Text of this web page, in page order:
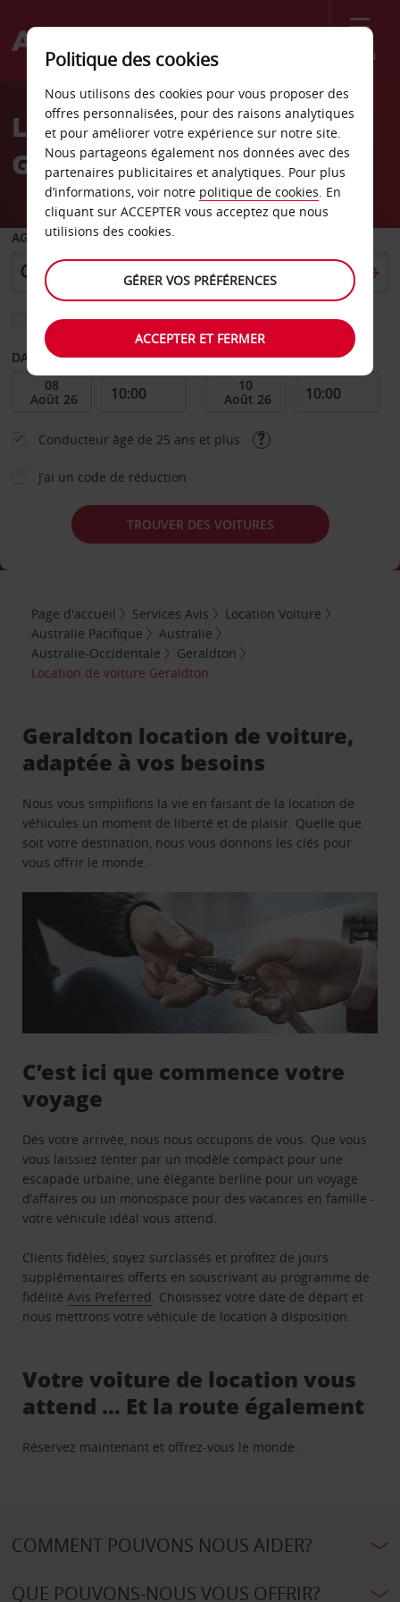
Menu
Welcome
AvisLocation de voiture
Geraldton
AGENCE DE DÉPART
Sélectionnez une autre agence de retour
DATE DE DÉBUT DATE DE FIN
Conducteur âgé de 25 ans et plus
J’ai un code de réduction
TROUVER DES VOITURES
Page d'accueil Services Avis
Location Voiture
Australie Pacifique
Australie
Australie-Occidentale
Geraldton
Location de voiture Geraldton
Geraldton location de voiture,
adaptée à vos besoins
Nous vous simplifions la vie en faisant de la location de
véhicules un moment de liberté et de plaisir. Quelle que
soit votre destination, nous vous donnons les clés pour
vous offrir le monde.
C’est ici que commence votre
voyage
Dès votre arrivée, nous nous occupons de vous. Que vous
vous laissiez tenter par un modèle compact pour une
escapade urbaine, une élégante berline pour un voyage
d’affaires ou un monospace pour des vacances en famille -
votre véhicule idéal vous attend.
Clients fidèles, soyez surclassés et profitez de jours
supplémentaires offerts en souscrivant au programme de
fidélitéAvis Preferred. Choisissez votre date de départ et
nous mettrons votre véhicule de location à disposition.
Votre voiture de location vous
attend … Et la route également
Réservez maintenant et offrez-vous le monde.
COMMENT POUVONS NOUS AIDER?
QUE POUVONS-NOUS VOUS OFFRIR?
Politique des cookies
Nous utilisons des cookies pour vous proposer des
offres personnalisées, pour des raisons analytiques
et pour améliorer votre expérience sur notre site.
Nous partageons également nos données avec des
partenaires publicitaires et analytiques. Pour plus
d’informations, voir notre politique de cookies. En
cliquant sur ACCEPTER vous acceptez que nous
utilisions des cookies.
GÉRER VOS PRÉFÉRENCES
ACCEPTER ET FERMER